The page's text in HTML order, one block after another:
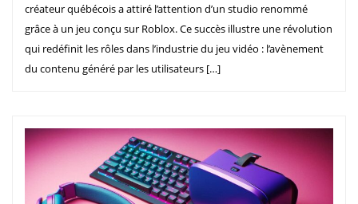
créateur québécois a attiré l’attention d’un studio renommé
grâce à un jeu conçu sur Roblox. Ce succès illustre une révolution
qui redéfinit les rôles dans l’industrie du jeu vidéo : l’avènement
du contenu généré par les utilisateurs […]